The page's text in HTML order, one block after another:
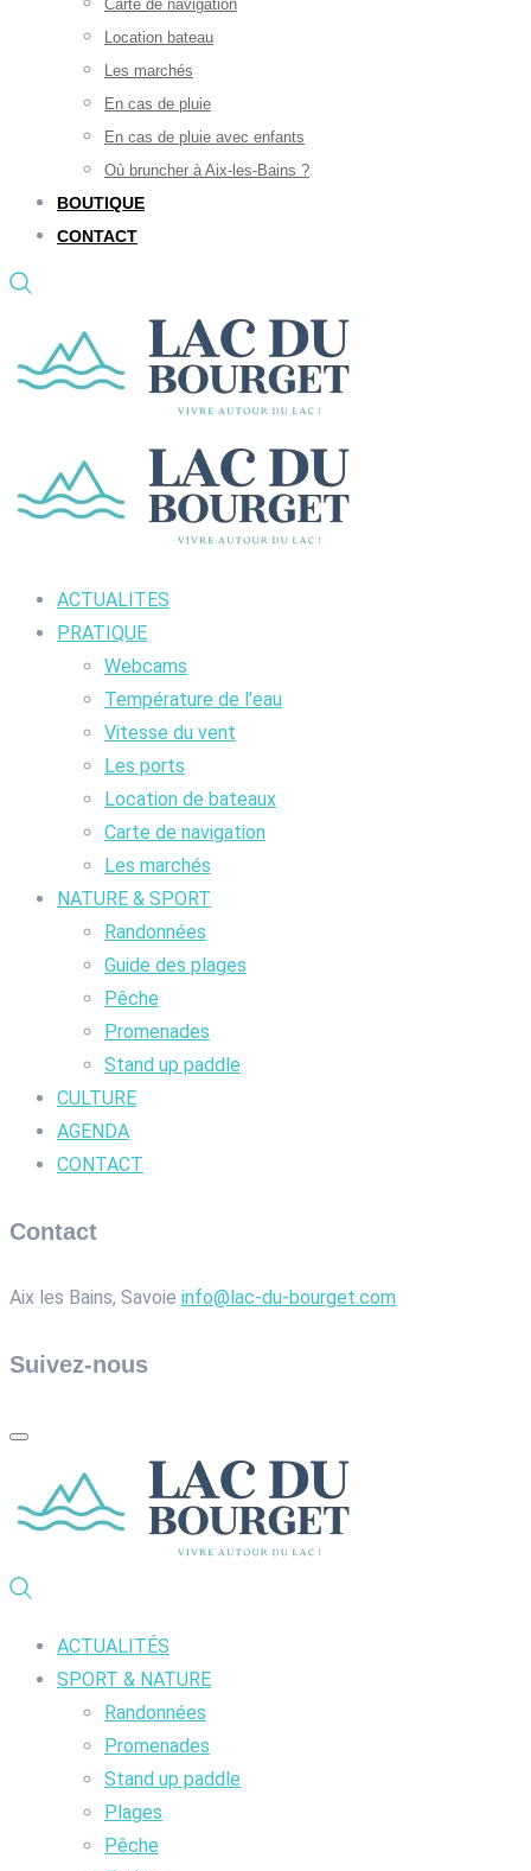
Carte de navigation
Location bateau
Les marchés
En cas de pluie
En cas de pluie avec enfants
Où bruncher à Aix-les-Bains ?
BOUTIQUE
CONTACT
ACTUALITES
PRATIQUE
Webcams
Température de l’eau
Vitesse du vent
Les ports
Location de bateaux
Carte de navigation
Les marchés
NATURE & SPORT
Randonnées
Guide des plages
Pêche
Promenades
Stand up paddle
CULTURE
AGENDA
CONTACT
Contact
Aix les Bains, Savoie info@lac-du-bourget.com
Suivez-nous
ACTUALITÉS
SPORT & NATURE
Randonnées
Promenades
Stand up paddle
Plages
Pêche